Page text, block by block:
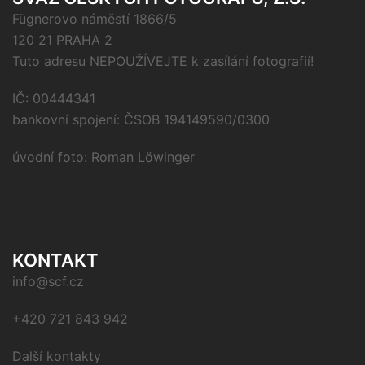
Fügnerovo náměstí 1866/5
120 21 PRAHA 2
Tuto adresu NEPOUŽÍVEJTE k zasílání fotografií!
IČ: 00444341
bankovní spojení: ČSOB 194149590/0300
úvodní foto: Roman Löwinger
KONTAKT
info@scf.cz
+420 721 843 942
Další kontakty